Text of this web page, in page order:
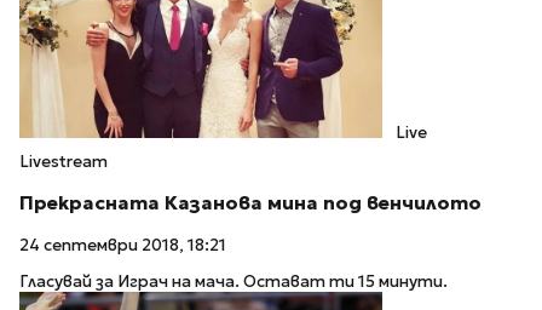
Live
Livestream
Прекрасната Казанова мина под венчилото
24 септември 2018, 18:21
Гласувай за Играч на мача. Остават ти 15 минути.